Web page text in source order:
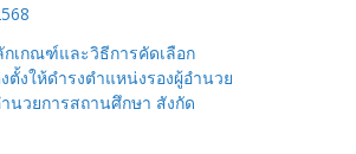
เกณฑ์และวิธีการคัดเลือก
งให้ดำรงตำแหน่งรองผู้อำนวย
นวยการสถานศึกษา สังกัด